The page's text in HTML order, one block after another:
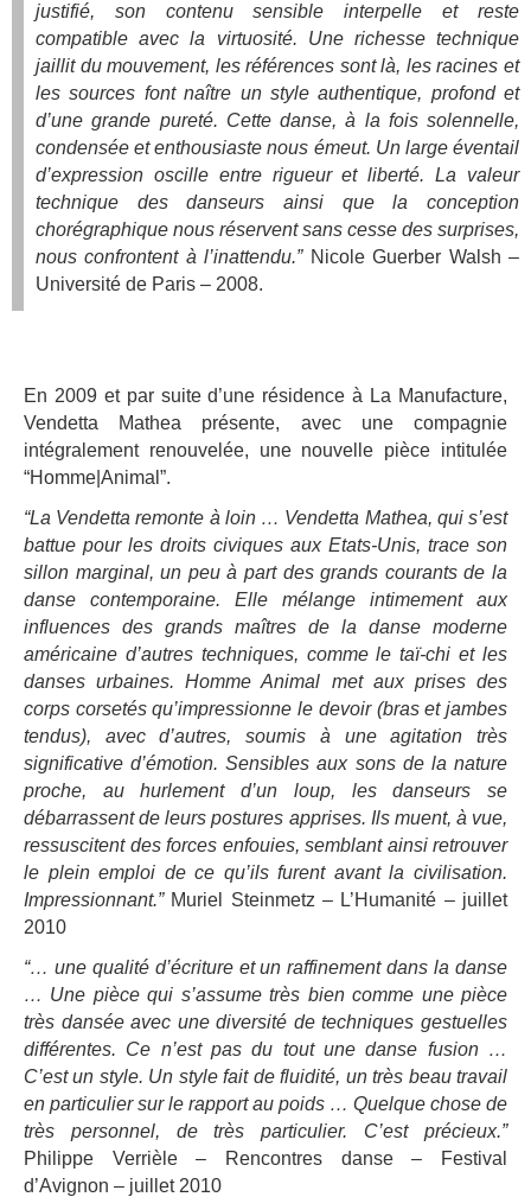
justifié, son contenu sensible interpelle et reste
compatible avec la virtuosité. Une richesse technique
jaillit du mouvement, les références sont là, les racines et
les sources font naître un style authentique, profond et
d’une grande pureté. Cette danse, à la fois solennelle,
condensée et enthousiaste nous émeut. Un large éventail
d’expression oscille entre rigueur et liberté. La valeur
technique des danseurs ainsi que la conception
chorégraphique nous réservent sans cesse des surprises,
nous confrontent à l’inattendu.”Nicole Guerber Walsh –
Université de Paris – 2008.
En 2009 et par suite d’une résidence à La Manufacture,
Vendetta Mathea présente, avec une compagnie
intégralement renouvelée, une nouvelle pièce intitulée
“Homme|Animal”.
“La Vendetta remonte à loin … Vendetta Mathea, qui s’est
battue pour les droits civiques aux Etats-Unis, trace son
sillon marginal, un peu à part des grands courants de la
danse contemporaine. Elle mélange intimement aux
influences des grands maîtres de la danse moderne
américaine d’autres techniques, comme le taï-chi et les
danses urbaines. Homme Animal met aux prises des
corps corsetés qu’impressionne le devoir (bras et jambes
tendus), avec d’autres, soumis à une agitation très
significative d’émotion. Sensibles aux sons de la nature
proche, au hurlement d’un loup, les danseurs se
débarrassent de leurs postures apprises. Ils muent, à vue,
ressuscitent des forces enfouies, semblant ainsi retrouver
le plein emploi de ce qu’ils furent avant la civilisation.
Impressionnant.”Muriel Steinmetz – L’Humanité – juillet
2010
“… une qualité d’écriture et un raffinement dans la danse
… Une pièce qui s’assume très bien comme une pièce
très dansée avec une diversité de techniques gestuelles
différentes. Ce n’est pas du tout une danse fusion …
C’est un style. Un style fait de fluidité, un très beau travail
en particulier sur le rapport au poids … Quelque chose de
très personnel, de très particulier. C’est précieux.”
Philippe Verrièle – Rencontres danse – Festival
d’Avignon – juillet 2010